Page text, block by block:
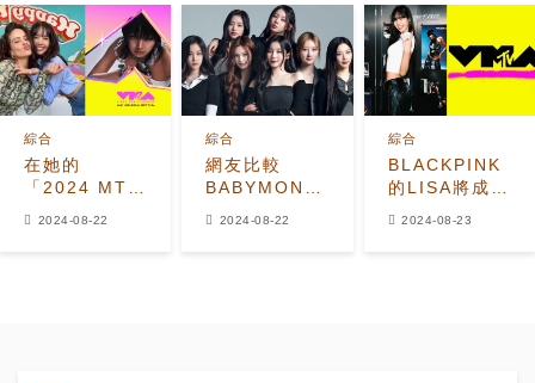
在她的
「2024 MTV
VMAs」獨唱
綜合
2024-08-22
網友比較
BABYMONSTER
和MEOVV與
綜合
2024-08-22
BLACKPINK
的LISA將成為
首位在VMA上
綜合
2024-08-23